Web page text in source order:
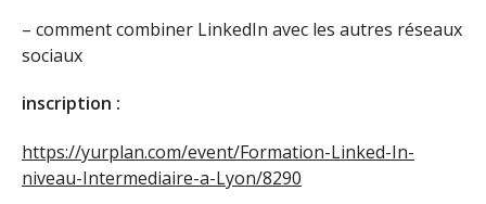
– comment combiner LinkedIn avec les autres réseaux
sociaux
inscription :
https://yurplan.com/event/Formation-Linked-In-
niveau-Intermediaire-a-Lyon/8290